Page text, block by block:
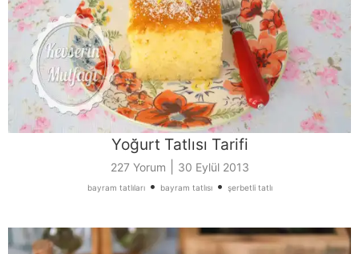
Yoğurt Tatlısı Tarifi
227 Yorum 30 Eylül 2013
bayram tatlıları• bayram tatlısı• şerbetli tatlı